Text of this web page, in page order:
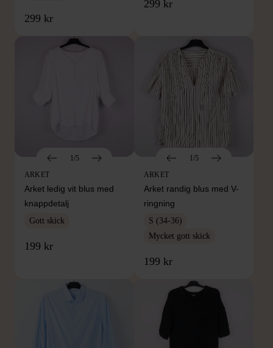
299 kr
299 kr
1/5
ARKET
Arket ledig vit blus med
knappdetalj
Gott skick
199 kr
1/5
ARKET
Arket randig blus med V-
ringning
S (34-36)
Mycket gott skick
199 kr